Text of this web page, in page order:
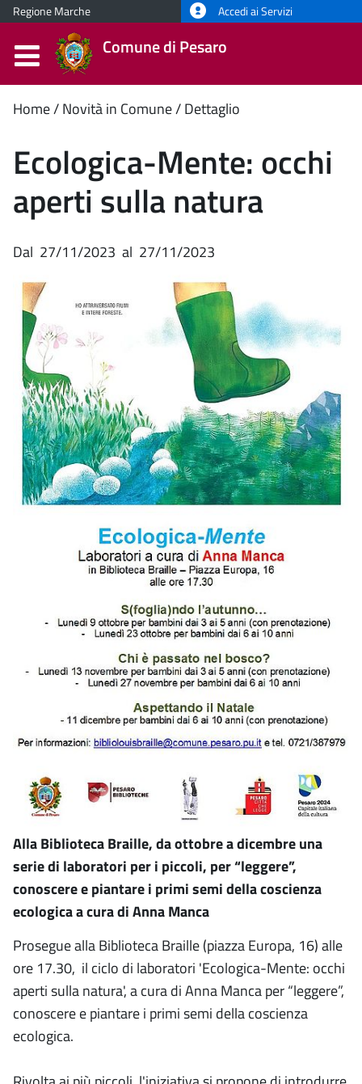
Regione Marche Accedi ai Servizi
Comune di Pesaro
Contenuto
principale
Home Novità in Comune Dettaglio
Ecologica-Mente: occhi
aperti sulla natura
Dal 27/11/2023 al 27/11/2023
Alla Biblioteca Braille, da ottobre a dicembre una
serie di laboratori per i piccoli, per “leggere”,
conoscere e piantare i primi semi della coscienza
ecologica a cura di Anna Manca
Prosegue alla Biblioteca Braille (piazza Europa, 16) alle
ore 17.30, il ciclo di laboratori 'Ecologica-Mente: occhi
aperti sulla natura', a cura di Anna Manca per “leggere”,
conoscere e piantare i primi semi della coscienza
ecologica.